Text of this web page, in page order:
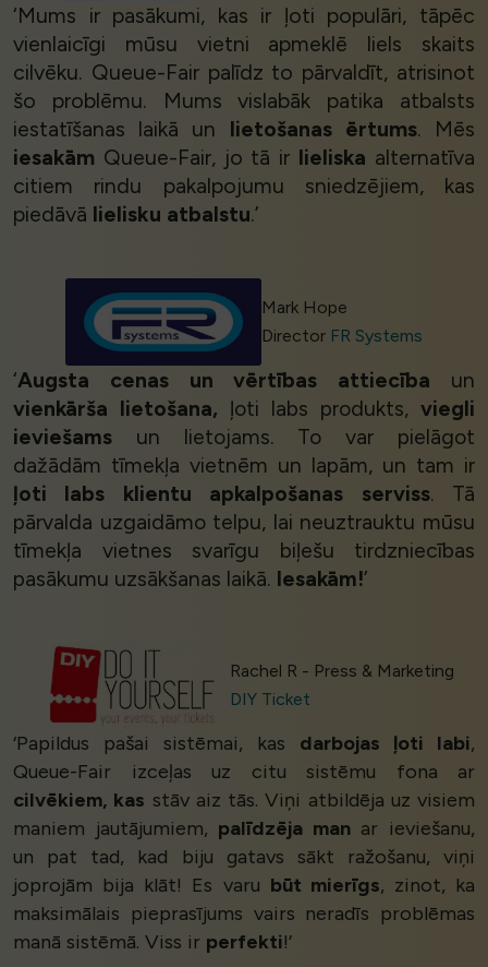
‘Mums ir pasākumi, kas ir ļoti populāri, tāpēc
vienlaicīgi mūsu vietni apmeklē liels skaits
cilvēku. Queue-Fair palīdz to pārvaldīt, atrisinot
šo problēmu. Mums vislabāk patika atbalsts
iestatīšanas laikā un lietošanas ērtums. Mēs
iesakām Queue-Fair, jo tā ir lieliska alternatīva
citiem rindu pakalpojumu sniedzējiem, kas
piedāvā lielisku atbalstu.’
Mark Hope
Director FR Systems
‘Augsta cenas un vērtības attiecība un
vienkārša lietošana, ļoti labs produkts, viegli
ieviešams un lietojams. To var pielāgot
dažādām tīmekļa vietnēm un lapām, un tam ir
ļoti labs klientu apkalpošanas serviss. Tā
pārvalda uzgaidāmo telpu, lai neuztrauktu mūsu
tīmekļa vietnes svarīgu biļešu tirdzniecības
pasākumu uzsākšanas laikā. Iesakām!’
Rachel R - Press & Marketing
DIY Ticket
‘Papildus pašai sistēmai, kas darbojas ļoti labi,
Queue-Fair izceļas uz citu sistēmu fona ar
cilvēkiem, kas stāv aiz tās. Viņi atbildēja uz visiem
maniem jautājumiem, palīdzēja manar ieviešanu,
un pat tad, kad biju gatavs sākt ražošanu, viņi
joprojām bija klāt! Es varu būt mierīgs, zinot, ka
maksimālais pieprasījums vairs neradīs problēmas
manā sistēmā. Viss ir perfekti!’